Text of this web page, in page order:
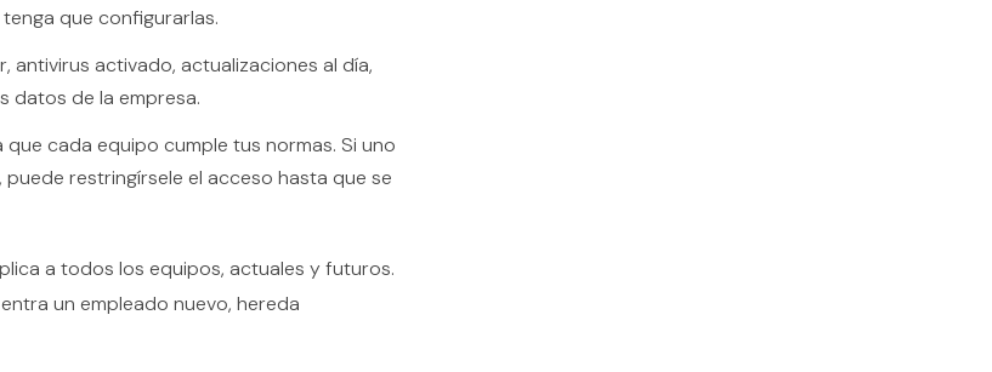
que configurarlas.
activado, actualizaciones al día,
datos de la empresa.
cada equipo cumple tus normas. Si uno
restringírsele el acceso hasta que se
a todos los equipos, actuales y futuros.
un empleado nuevo, hereda